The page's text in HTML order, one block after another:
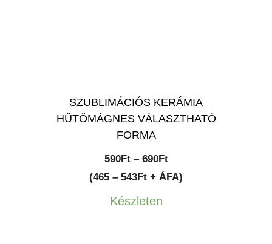
SZUBLIMÁCIÓS KERÁMIA
HŰTŐMÁGNES VÁLASZTHATÓ
FORMA
590Ft – 690FtÁrtartomány:
590Ft
(465 – 543Ft + ÁFA)
Készleten